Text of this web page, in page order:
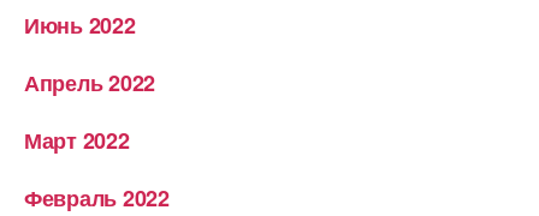
Июнь 2022
Апрель 2022
Март 2022
Февраль 2022